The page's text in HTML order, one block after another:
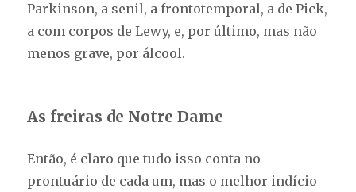
Parkinson, a senil, a frontotemporal, a de Pick,
a com corpos de Lewy, e, por último, mas não
menos grave, por álcool.
As freiras de Notre Dame
Então, é claro que tudo isso conta no
prontuário de cada um, mas o melhor indício